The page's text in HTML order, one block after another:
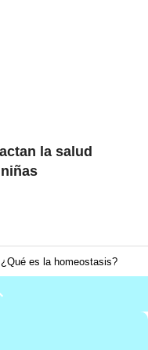
la salud
¿Qué es la homeostasis?